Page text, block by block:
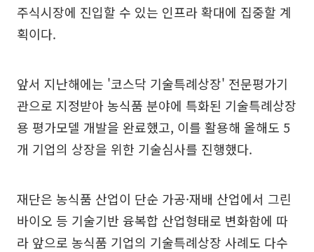
주식시장에 진입할 수 있는 인프라 확대에 집중할 계
획이다.
앞서 지난해에는 '코스닥 기술특례상장' 전문평가기
관으로 지정받아 농식품 분야에 특화된 기술특례상장
용 평가모델 개발을 완료했고, 이를 활용해 올해도 5
개 기업의 상장을 위한 기술심사를 진행했다.
재단은 농식품 산업이 단순 가공·재배 산업에서 그린
바이오 등 기술기반 융복합 산업형태로 변화함에 따
라 앞으로 농식품 기업의 기술특례상장 사례도 다수